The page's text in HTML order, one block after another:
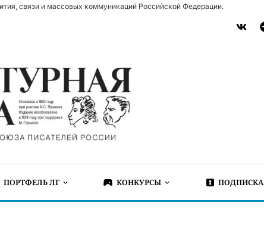
связи и массовых коммуникаций Российской Федерации.
ПОРТФЕЛЬ ЛГ КОНКУРСЫ ПОДПИСКА